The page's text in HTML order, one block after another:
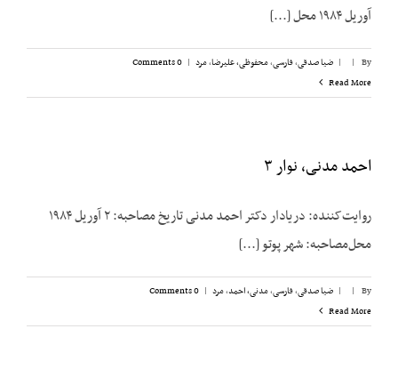
آوریل ۱۹۸۴ محل [...]
By
|
| ضیا صدقی,فارسی,محفوظی، علیرضا,مرد |
0 Comments
Read More
احمد مدنی، نوار ۳
روایت‌کننده: دریادار دکتر احمد مدنی تاریخ مصاحبه: ۲ آوریل ۱۹۸۴
محل‌مصاحبه: شهر پوتو [...]
By
|
| ضیا صدقی,فارسی,مدنی، احمد,مرد |
0 Comments
Read More